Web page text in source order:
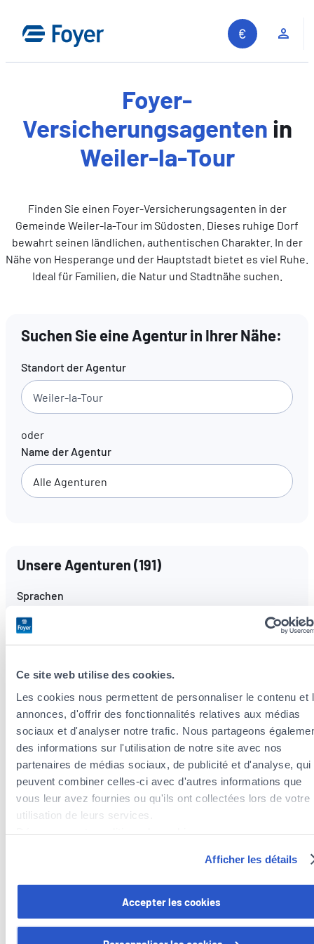
Ce site web utilise des cookies.
Les cookies nous permettent de personnaliser le contenu et
annonces, d'offrir des fonctionnalités relatives aux médias
sociaux et d'analyser notre trafic. Nous partageons
des informations sur l'utilisation de notre site avec nos
partenaires de médias sociaux, de publicité et d'analyse, qui
peuvent combiner celles-ci avec d'autres informations que
vous leur avez fournies ou qu'ils ont collectées lors de votre
utilisation de leurs services.
Vous avez la possibilité de retirer votre consentement à tout
moment en cliquant sur le lien "gestion des cookies" en bas
Afficher les détails
Accepter les cookies
Inhalt
springen
Foyer-
Versicherungsagenten in
Weiler-la-Tour
Finden Sie einen Foyer-Versicherungsagenten in der
Gemeinde Weiler-la-Tour im Südosten. Dieses ruhige Dorf
bewahrt seinen ländlichen, authentischen Charakter. In der
Nähe von Hesperange und der Hauptstadt bietet es viel Ruhe.
Ideal für Familien, die Natur und Stadtnähe suchen.
Suchen Sie eine Agentur in Ihrer Nähe:
Standort der Agentur
oder
Name der Agentur
Unsere Agenturen (191)
Sprachen
Alle Sprachen
Versicherungsagenten in der Nähe der
Gemeinde Weiler-la-Tour
Versicherungsagenten in der Gemeinde Frisange
Versicherungsagenten in der Gemeinde Mondorf-les-
Versicherungsagenten in der Gemeinde Contern